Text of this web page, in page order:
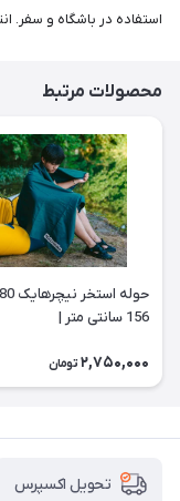
استفاده در باشگاه و سفر.
محصولات مرتبط
156 سانتی متر |
2,750,000 تومان
تحویل اکسپرس